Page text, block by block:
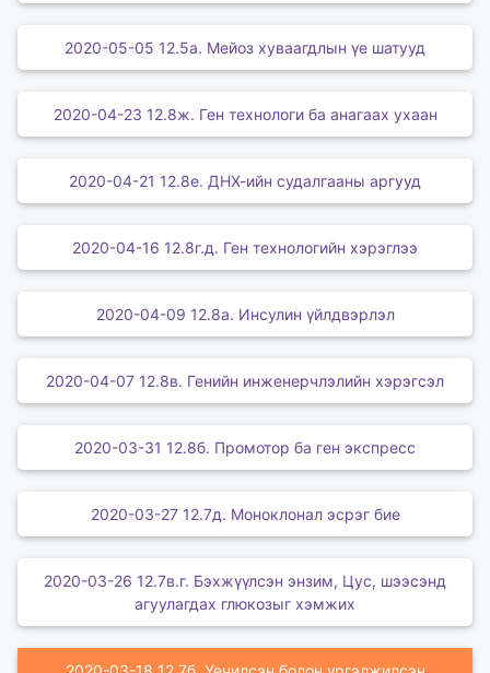
2020-05-05 12.5а. Мейоз хуваагдлын үе шатууд
2020-04-23 12.8ж. Ген технологи ба анагаах ухаан
2020-04-21 12.8е. ДНХ-ийн судалгааны аргууд
2020-04-16 12.8г.д. Ген технологийн хэрэглээ
2020-04-09 12.8а. Инсулин үйлдвэрлэл
2020-04-07 12.8в. Генийн инженерчлэлийн хэрэгсэл
2020-03-31 12.8б. Промотор ба ген экспресс
2020-03-27 12.7д. Моноклонал эсрэг бие
2020-03-26 12.7в.г. Бэхжүүлсэн энзим, Цус, шээсэнд
агуулагдах глюкозыг хэмжих